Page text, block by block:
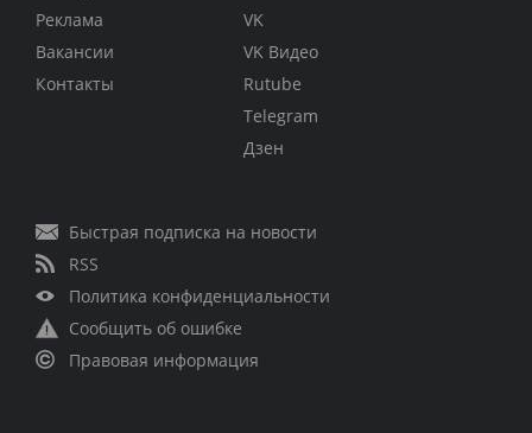
Реклама
Вакансии
Контакты
VK
VK Видео
Rutube
Telegram
Дзен
Быстрая подписка на новости
RSS
Политика конфиденциальности
Сообщить об ошибке
Правовая информация